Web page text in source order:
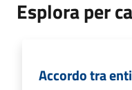
Esplora per
Accordo tra enti